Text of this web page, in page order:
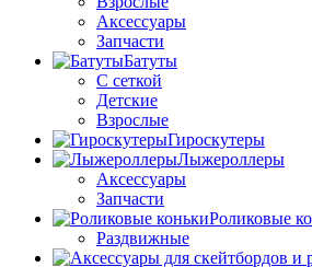
Аксессуары
Запчасти
Батуты
С сеткой
Детские
Взрослые
Гироскутеры
Лыжероллеры
Аксессуары
Запчасти
Роликовые
Раздвижные